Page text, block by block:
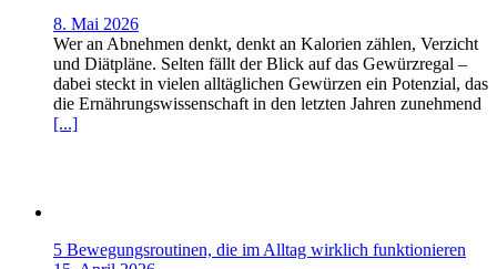
8. Mai 2026
Wer an Abnehmen denkt, denkt an Kalorien zählen, Verzicht
und Diätpläne. Selten fällt der Blick auf das Gewürzregal –
dabei steckt in vielen alltäglichen Gewürzen ein Potenzial, das
die Ernährungswissenschaft in den letzten Jahren zunehmend
[...]
5 Bewegungsroutinen, die im Alltag wirklich funktionieren